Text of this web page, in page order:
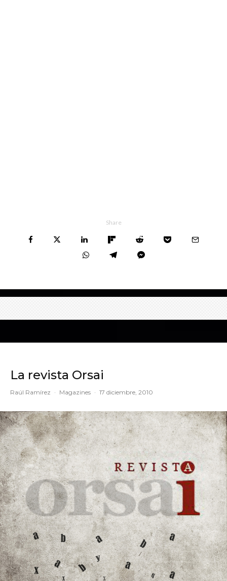
Share
La revista Orsai
Raúl Ramírez · Magazines · 17 diciembre, 2010